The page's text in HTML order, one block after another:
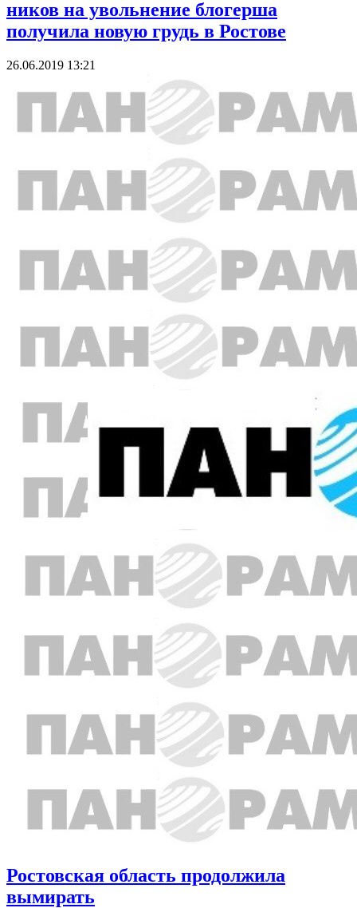
ников на увольнение блогерша
получила новую грудь в Ростове
26.06.2019 13:21
Ростовская область продолжила
вымирать